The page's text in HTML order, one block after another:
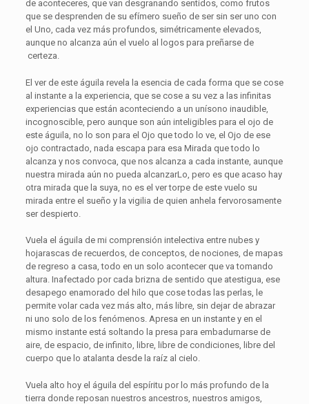
de aconteceres, que van desgranando sentidos, como frutos
que se desprenden de su efímero sueño de ser sin ser uno con
el Uno, cada vez más profundos, simétricamente elevados,
aunque no alcanza aún el vuelo al logos para preñarse de
certeza.
El ver de este águila revela la esencia de cada forma que se cose
al instante a la experiencia, que se cose a su vez a las infinitas
experiencias que están aconteciendo a un unísono inaudible,
incognoscible, pero aunque son aún inteligibles para el ojo de
este águila, no lo son para el Ojo que todo lo ve, el Ojo de ese
ojo contractado, nada escapa para esa Mirada que todo lo
alcanza y nos convoca, que nos alcanza a cada instante, aunque
nuestra mirada aún no pueda alcanzarLo, pero es que acaso hay
otra mirada que la suya, no es el ver torpe de este vuelo su
mirada entre el sueño y la vigilia de quien anhela fervorosamente
ser despierto.
Vuela el águila de mi comprensión intelectiva entre nubes y
hojarascas de recuerdos, de conceptos, de nociones, de mapas
de regreso a casa, todo en un solo acontecer que va tomando
altura. Inafectado por cada brizna de sentido que atestigua, ese
desapego enamorado del hilo que cose todas las perlas, le
permite volar cada vez más alto, más libre, sin dejar de abrazar
ni uno solo de los fenómenos. Apresa en un instante y en el
mismo instante está soltando la presa para embadurnarse de
aire, de espacio, de infinito, libre, libre de condiciones, libre del
cuerpo que lo atalanta desde la raíz al cielo.
Vuela alto hoy el águila del espíritu por lo más profundo de la
tierra donde reposan nuestros ancestros, nuestros amigos,